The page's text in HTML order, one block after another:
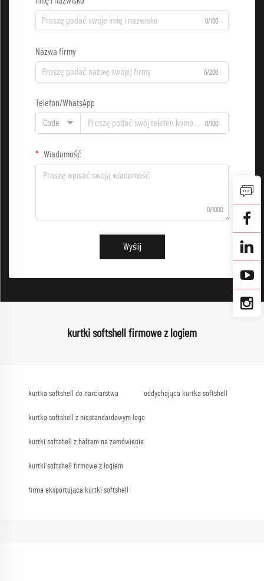
0/100
Nazwa firmy
0/200
Telefon/WhatsApp
Code 0/100
Wiadomość
0/1000
Wyślij
kurtki softshell firmowe z logiem
kurtka softshell do narciarstwa oddychająca kurtka softshell
kurtka softshell z niestandardowym logo
kurtki softshell z haftem na zamówienie
kurtki softshell firmowe z logiem
firma eksportująca kurtki softshell